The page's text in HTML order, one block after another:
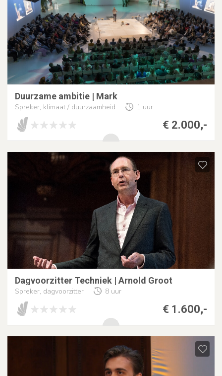
Duurzame ambitie | Mark
Spreker, klimaat / duurzaamheid 1 uur
€ 2.000,-
Dagvoorzitter Techniek | Arnold Groot
Spreker, dagvoorzitter 8 uur
€ 1.600,-